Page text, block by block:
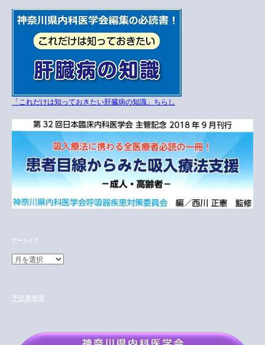
「これだけは知っておきたい肝臓病の知識」ちらし
アーカイブ
ア
ブ
予定表管理